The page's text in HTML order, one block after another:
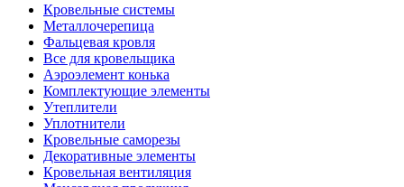
Кровельные системы
Металлочерепица
Фальцевая кровля
Все для кровельщика
Аэроэлемент конька
Комплектующие элементы
Утеплители
Уплотнители
Кровельные саморезы
Декоративные элементы
Кровельная вентиляция